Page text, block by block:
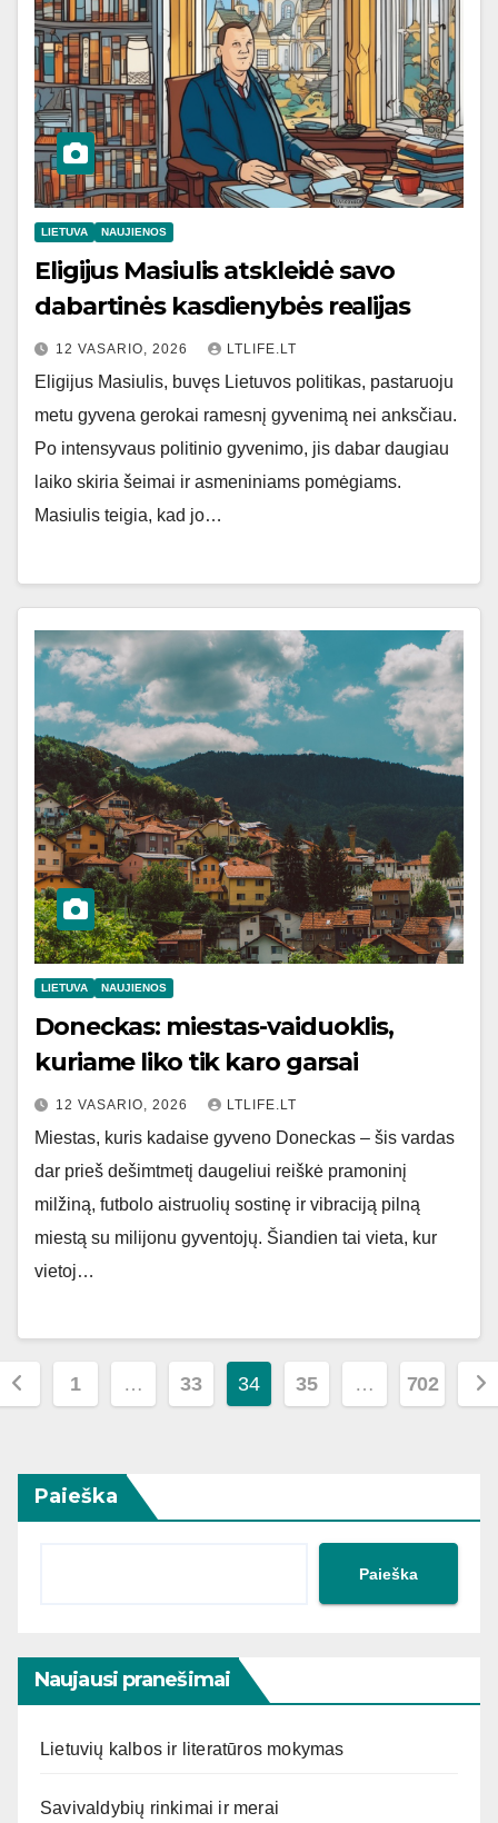
LIETUVA NAUJIENOS
Eligijus Masiulis atskleidė savo
dabartinės kasdienybės realijas
12 VASARIO, 2026 LTLIFE.LT
Eligijus Masiulis, buvęs Lietuvos politikas, pastaruoju
metu gyvena gerokai ramesnį gyvenimą nei anksčiau.
Po intensyvaus politinio gyvenimo, jis dabar daugiau
laiko skiria šeimai ir asmeniniams pomėgiams.
Masiulis teigia, kad jo…
LIETUVA NAUJIENOS
Doneckas: miestas-vaiduoklis,
kuriame liko tik karo garsai
12 VASARIO, 2026 LTLIFE.LT
Miestas, kuris kadaise gyveno Doneckas – šis vardas
dar prieš dešimtmetį daugeliui reiškė pramoninį
milžiną, futbolo aistruolių sostinę ir vibraciją pilną
miestą su milijonu gyventojų. Šiandien tai vieta, kur
vietoj…
1 … 33 34 35 … 702
Paieška
Paieška
Naujausi pranešimai
Lietuvių kalbos ir literatūros mokymas
Savivaldybių rinkimai ir merai